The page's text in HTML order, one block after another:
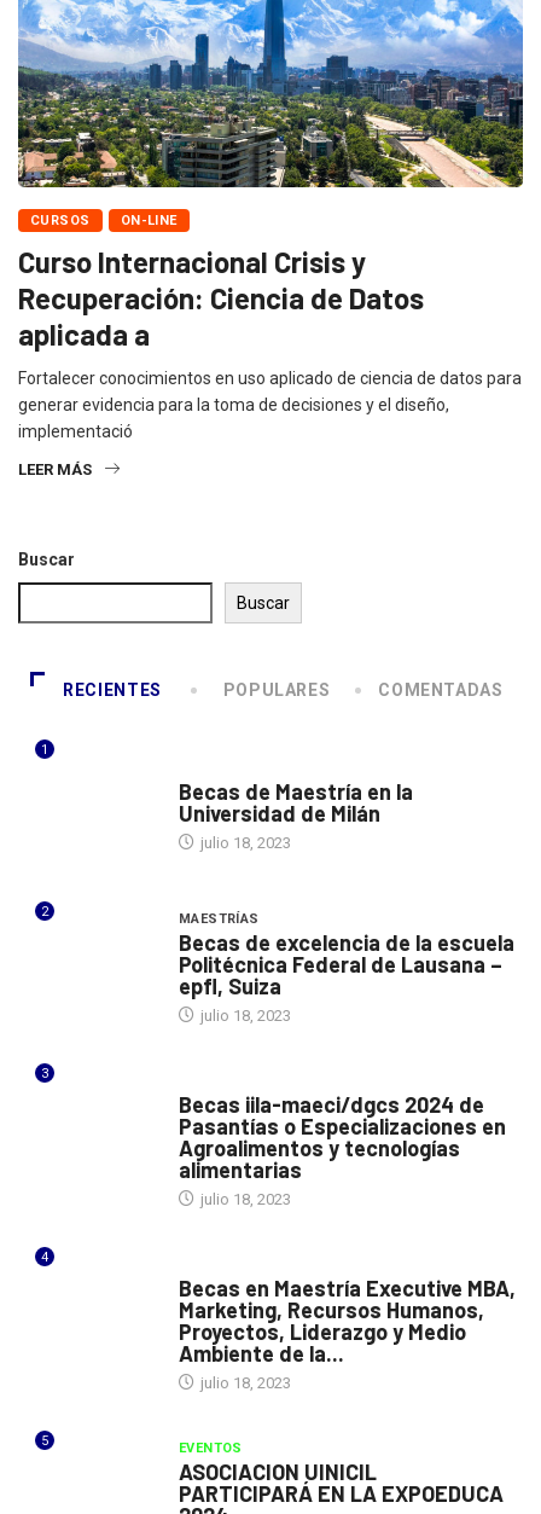
CURSOS ON-LINE
Curso Internacional Crisis y
Recuperación: Ciencia de Datos
aplicada a
Fortalecer conocimientos en uso aplicado de ciencia de datos para
generar evidencia para la toma de decisiones y el diseño,
implementació
LEER MÁS
Buscar
Buscar
RECIENTES POPULARES COMENTADAS
1
Becas de Maestría en la
Universidad de Milán
julio 18, 2023
2 MAESTRÍAS
Becas de excelencia de la escuela
Politécnica Federal de Lausana –
epfl, Suiza
julio 18, 2023
3
Becas iila-maeci/dgcs 2024 de
Pasantías o Especializaciones en
Agroalimentos y tecnologías
alimentarias
julio 18, 2023
4
Becas en Maestría Executive MBA,
Marketing, Recursos Humanos,
Proyectos, Liderazgo y Medio
Ambiente de la...
julio 18, 2023
5 EVENTOS
ASOCIACION UINICIL
PARTICIPARÁ EN LA EXPOEDUCA